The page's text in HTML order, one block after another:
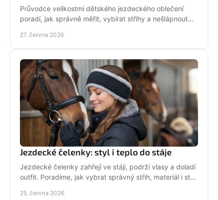
Průvodce velikostmi dětského jezdeckého oblečení
poradí, jak správně měřit, vybírat střihy a nešlápnout
27. června 2026
Jezdecké čelenky: styl i teplo do stáje
Jezdecké čelenky zahřejí ve stáji, podrží vlasy a doladí
outfit. Poradíme, jak vybrat správný střih, materiál i styl
25. června 2026